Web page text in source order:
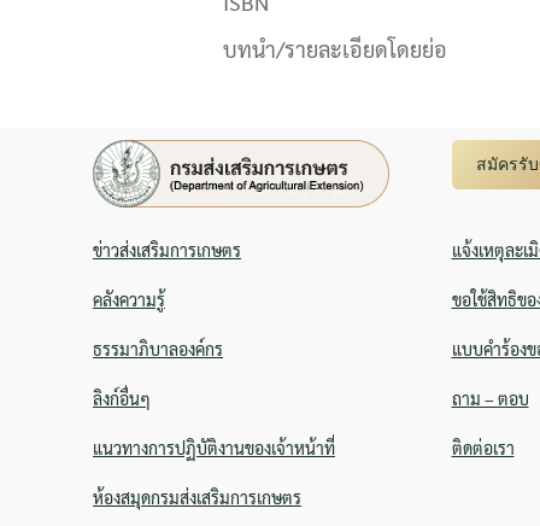
บทนำ/รายละเอียดโดยย่อ
สมัครรั
ข่าวส่งเสริมการเกษตร
คลังความรู้
ธรรมาภิบาลองค์กร
ลิงก์อื่นๆ
แนวทางการปฏิบัติงานของเจ้าหน้าที่
ห้องสมุดกรมส่งเสริมการเกษตร
แจ้งเหตุละ
ขอใช้สิทธิขอ
แบบคำร้อง
ถาม – ตอบ
ติดต่อเรา